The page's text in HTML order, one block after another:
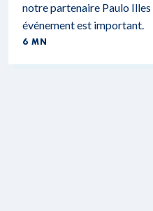
notre partenaire Paulo
événement est important.
6 MN